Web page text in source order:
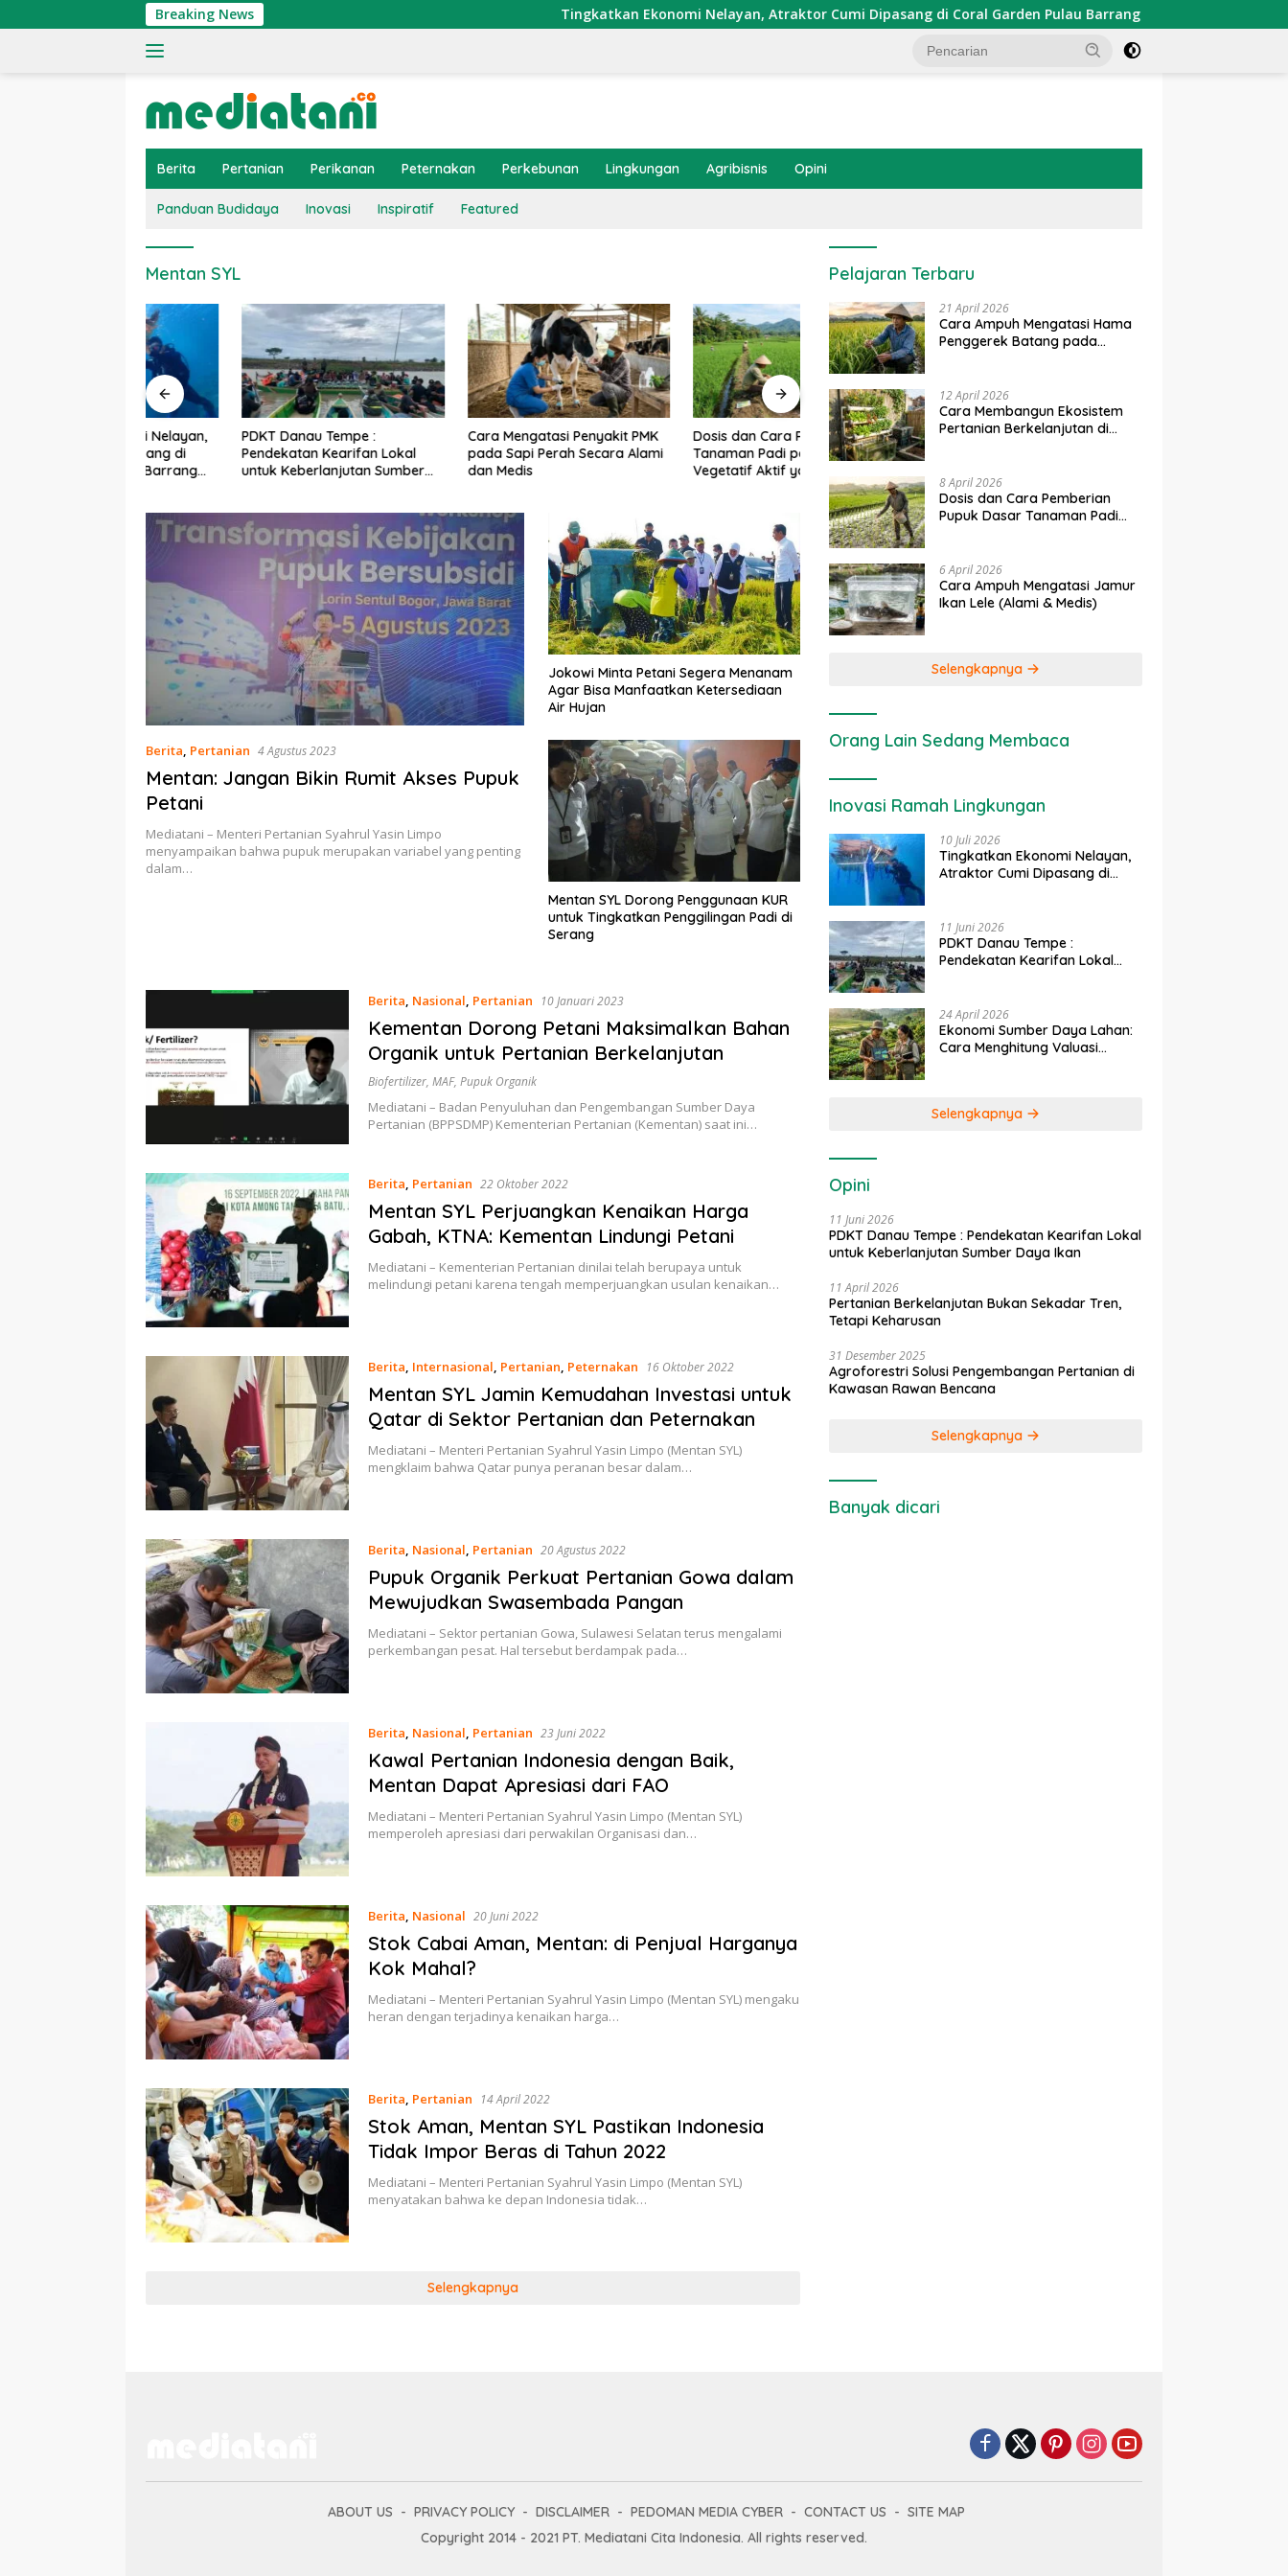
ke
Breaking News Tingkatkan Ekonomi Nelayan, Atraktor Cumi Dipasang di Coral Garden Pulau Barrang Caddi
Berita Pertanian Perikanan Peternakan Perkebunan Lingkungan Agribisnis Opini
Panduan Budidaya Inovasi Inspiratif Featured
Mentan SYL
PDKT Danau Tempe :
Pendekatan Kearifan Lokal
untuk Keberlanjutan Sumber
Cara Mengatasi Penyakit PMK
pada Sapi Perah Secara Alami
dan Medis
Dosis dan Cara Pemupukan
Tanaman Padi pada Fase
Vegetatif Aktif yang Tepat
Penerapan IoT dalam
Pertanian Modern di Indonesia
Ekonomi Sumber Daya Lahan:
Berita, Pertanian 4 Agustus 2023
Mentan: Jangan Bikin Rumit Akses Pupuk
Petani
Mediatani – Menteri Pertanian Syahrul Yasin Limpo
menyampaikan bahwa pupuk merupakan variabel yang penting
dalam…
Jokowi Minta Petani Segera Menanam
Agar Bisa Manfaatkan Ketersediaan
Air Hujan
Mentan SYL Dorong Penggunaan KUR
untuk Tingkatkan Penggilingan Padi di
Serang
Berita, Nasional, Pertanian 10 Januari 2023
Kementan Dorong Petani Maksimalkan Bahan
Organik untuk Pertanian Berkelanjutan
Biofertilizer, MAF, Pupuk Organik
Mediatani – Badan Penyuluhan dan Pengembangan Sumber Daya
Pertanian (BPPSDMP) Kementerian Pertanian (Kementan) saat ini…
Berita, Pertanian 22 Oktober 2022
Mentan SYL Perjuangkan Kenaikan Harga
Gabah, KTNA: Kementan Lindungi Petani
Mediatani – Kementerian Pertanian dinilai telah berupaya untuk
melindungi petani karena tengah memperjuangkan usulan kenaikan…
Berita, Internasional, Pertanian, Peternakan 16 Oktober 2022
Mentan SYL Jamin Kemudahan Investasi untuk
Qatar di Sektor Pertanian dan Peternakan
Mediatani – Menteri Pertanian Syahrul Yasin Limpo (Mentan SYL)
mengklaim bahwa Qatar punya peranan besar dalam…
Berita, Nasional, Pertanian 20 Agustus 2022
Pupuk Organik Perkuat Pertanian Gowa dalam
Mewujudkan Swasembada Pangan
Mediatani – Sektor pertanian Gowa, Sulawesi Selatan terus mengalami
perkembangan pesat. Hal tersebut berdampak pada…
Berita, Nasional, Pertanian 23 Juni 2022
Kawal Pertanian Indonesia dengan Baik,
Mentan Dapat Apresiasi dari FAO
Mediatani – Menteri Pertanian Syahrul Yasin Limpo (Mentan SYL)
memperoleh apresiasi dari perwakilan Organisasi dan…
Berita, Nasional 20 Juni 2022
Stok Cabai Aman, Mentan: di Penjual Harganya
Kok Mahal?
Mediatani – Menteri Pertanian Syahrul Yasin Limpo (Mentan SYL) mengaku
heran dengan terjadinya kenaikan harga…
Berita, Pertanian 14 April 2022
Stok Aman, Mentan SYL Pastikan Indonesia
Tidak Impor Beras di Tahun 2022
Mediatani – Menteri Pertanian Syahrul Yasin Limpo (Mentan SYL)
menyatakan bahwa ke depan Indonesia tidak…
Selengkapnya
Pelajaran Terbaru
21 April 2026
Cara Ampuh Mengatasi Hama
Penggerek Batang pada
12 April 2026
Cara Membangun Ekosistem
Pertanian Berkelanjutan di
8 April 2026
Dosis dan Cara Pemberian
Pupuk Dasar Tanaman Padi
6 April 2026
Cara Ampuh Mengatasi Jamur
Ikan Lele (Alami & Medis)
Selengkapnya
Orang Lain Sedang Membaca
Inovasi Ramah Lingkungan
10 Juli 2026
Tingkatkan Ekonomi Nelayan,
Atraktor Cumi Dipasang di
11 Juni 2026
PDKT Danau Tempe :
Pendekatan Kearifan Lokal
24 April 2026
Ekonomi Sumber Daya Lahan:
Cara Menghitung Valuasi
Selengkapnya
Opini
11 Juni 2026
PDKT Danau Tempe : Pendekatan Kearifan Lokal
untuk Keberlanjutan Sumber Daya Ikan
11 April 2026
Pertanian Berkelanjutan Bukan Sekadar Tren,
Tetapi Keharusan
31 Desember 2025
Agroforestri Solusi Pengembangan Pertanian di
Kawasan Rawan Bencana
Selengkapnya
Banyak dicari
ABOUT US PRIVACY POLICY DISCLAIMER PEDOMAN MEDIA CYBER CONTACT US
SITE MAP
Copyright 2014 - 2021 PT. Mediatani Cita Indonesia. All rights reserved.